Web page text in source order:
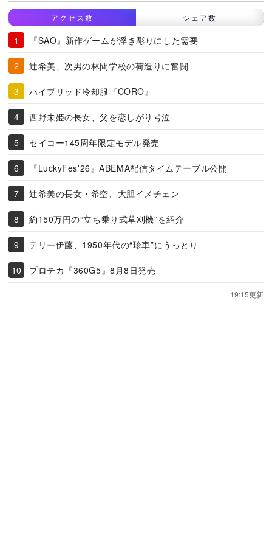
アクセス数 シェア数
『SAO』新作ゲームが浮き彫りにした需要
辻希美、次男の林間学校の荷造りに奮闘
ハイブリッド冷却服『CORO』
西野未姫の長女、父を恋しがり号泣
セイコー145周年限定モデル発売
『LuckyFes'26』ABEMA配信タイムテーブル公開
辻希美の長女・希空、大胆イメチェン
約150万円の“立ち乗り式草刈機”を紹介
テリー伊藤、1950年代の“珍車”にうっとり
プロテカ『360G5』8月8日発売
19:15更新